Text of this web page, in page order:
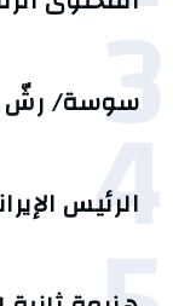
3
سوسة/ رشّ
4
الرئيس